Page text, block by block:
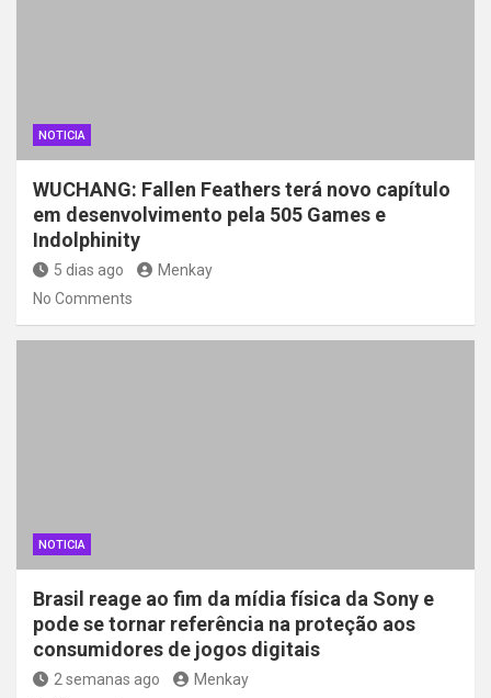
NOTICIA
WUCHANG: Fallen Feathers terá novo capítulo
em desenvolvimento pela 505 Games e
Indolphinity
5 dias ago
Menkay
No Comments
NOTICIA
Brasil reage ao fim da mídia física da Sony e
pode se tornar referência na proteção aos
consumidores de jogos digitais
2 semanas ago
Menkay